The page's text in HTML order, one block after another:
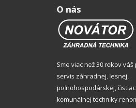
O nás
Sme viac než 30 rokov váš
servis záhradnej, lesnej,
poľnohospodárskej,
komunálnej techniky